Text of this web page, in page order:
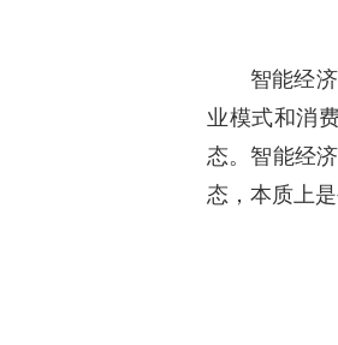
智能经
业模式和消
态。智能经
态，本质上